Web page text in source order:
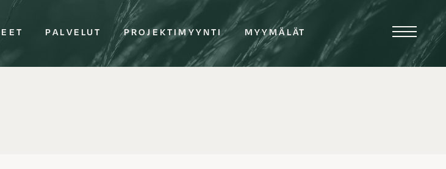
PALVELUT PROJEKTIMYYNTI MYYMÄLÄT